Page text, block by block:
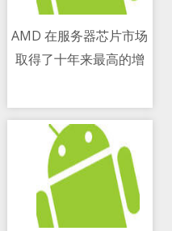
AMD 在服务器芯片市场
取得了十年来最高的增